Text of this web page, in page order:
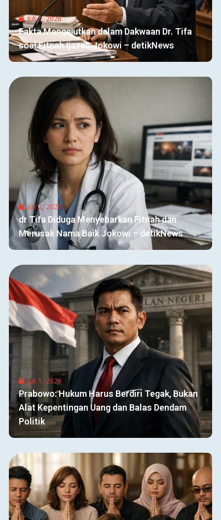
Juli 3, 2026
Fakta Mengejutkan dalam Dakwaan Dr. Tifa
soal Fitnah Ijazah Jokowi – detikNews
Juli 2, 2026
dr Tifa Diduga Menyebarkan Fitnah dan
Merusak Nama Baik Jokowi – detikNews
Juli 1, 2026
Prabowo: Hukum Harus Berdiri Tegak, Bukan
Alat Kepentingan Uang dan Balas Dendam
Politik